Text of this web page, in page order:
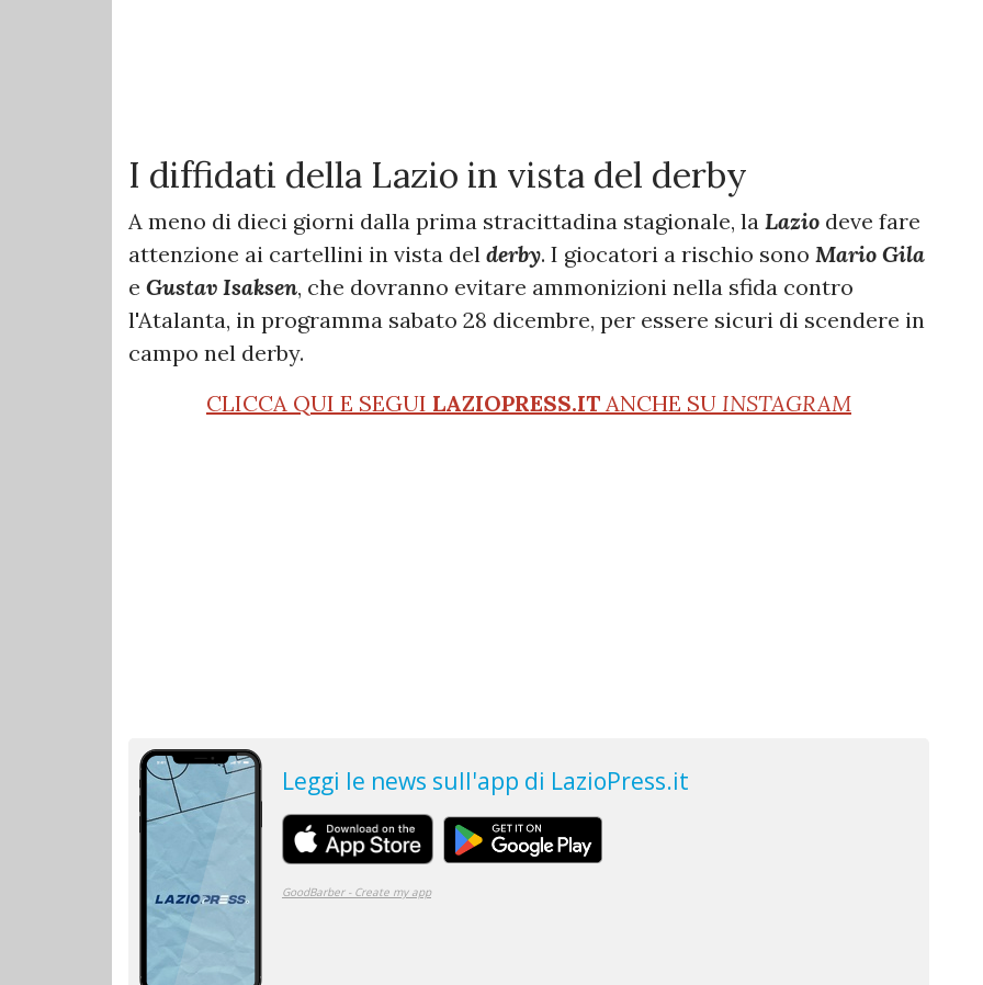
I diffidati della Lazio in vista del derby
A meno di dieci giorni dalla prima stracittadina stagionale, la Lazio deve fare
attenzione ai cartellini in vista del derby. I giocatori a rischio sono Mario Gila
e Gustav Isaksen, che dovranno evitare ammonizioni nella sfida contro
l'Atalanta, in programma sabato 28 dicembre, per essere sicuri di scendere in
campo nel derby.
CLICCA QUI E SEGUI LAZIOPRESS.IT ANCHE SU INSTAGRAM